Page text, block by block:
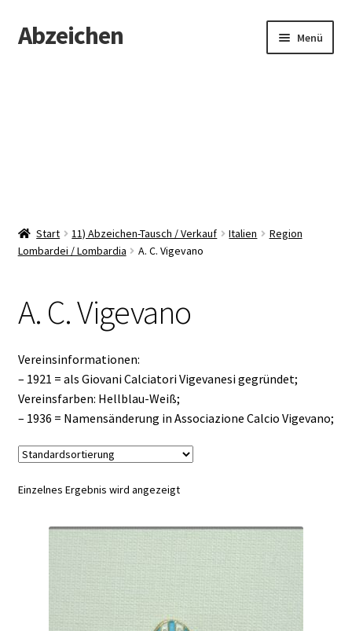
Zur
Navigation
Zum
Inhalt
Abzeichen Menü
Start 11) Abzeichen-Tausch / Verkauf Italien
Region
Lombardei / Lombardia
A. C. Vigevano
A. C. Vigevano
Vereinsinformationen:
– 1921 = als Giovani Calciatori Vigevanesi gegründet;
Vereinsfarben: Hellblau-Weiß;
– 1936 = Namensänderung in Associazione Calcio Vigevano;
Einzelnes Ergebnis wird angezeigt